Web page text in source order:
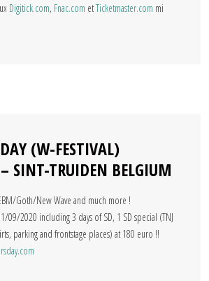
Digitick.com, Fnac.com etTicketmaster.com mi
(W-FESTIVAL)
SINT-TRUIDEN BELGIUM
Goth/New Wave and much more !
09/2020 including 3 days of SD, 1 SD special (TNJ
parking and frontstage places) at 180 euro !!